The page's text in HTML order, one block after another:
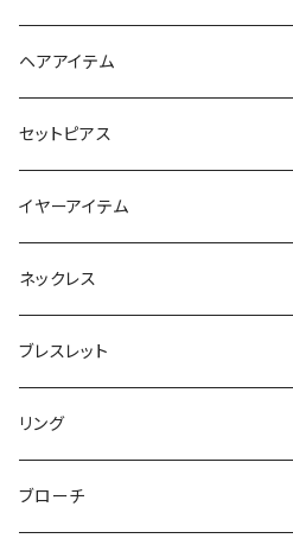
スマホリング＆グリップ
マルチショルダー
ポーチ
マチ付きポーチ
フラットポーチ
スマートキーポーチ
チャーム / カラビナ
ウォレット / 財布
トートバッグ
パスケース
ミラー
ヘアアイテム
静電気軽減ヘアブレスレット
ポニーフック
テールクラッチ
シュシュット
キープスタイラー
ヘアピン
セットピアス
イヤーアイテム
ステンレスピアス
ピアス
イヤリング
セットピアス
ネックレス
ブレスレット
リング
ブローチ